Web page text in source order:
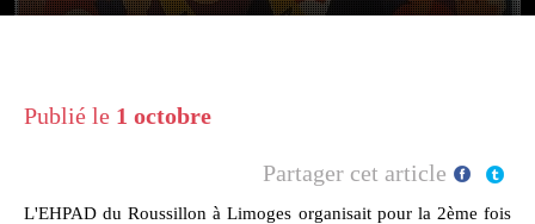
Publié le 1 octobre
Partager cet article
L'EHPAD du Roussillon à Limoges organisait pour la 2ème fois